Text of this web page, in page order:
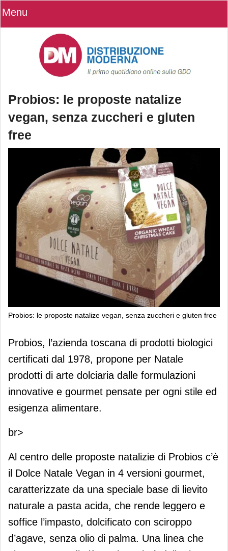
Menu
Probios: le proposte natalize
vegan, senza zuccheri e gluten
free
Probios: le proposte natalize vegan, senza zuccheri e gluten free
Probios: le proposte natalize vegan,
senza zuccheri e gluten free
Probios, l’azienda toscana di prodotti biologici
certificati dal 1978, propone per Natale
prodotti di arte dolciaria dalle formulazioni
innovative e gourmet pensate per ogni stile ed
esigenza alimentare.
br>
Al centro delle proposte natalizie di Probios c’è
il Dolce Natale Vegan in 4 versioni gourmet,
caratterizzate da una speciale base di lievito
naturale a pasta acida, che rende leggero e
soffice l’impasto, dolcificato con sciroppo
d’agave, senza olio di palma. Una linea che